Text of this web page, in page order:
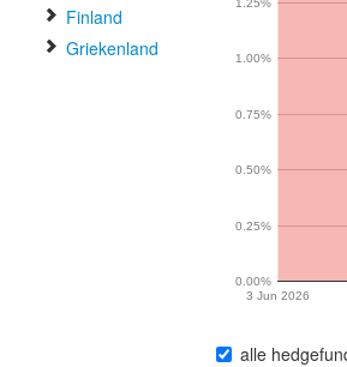
Finland
Griekenland
3 Jun 2026
0.00%
0.25%
0.50%
0.75%
1.00%
alle